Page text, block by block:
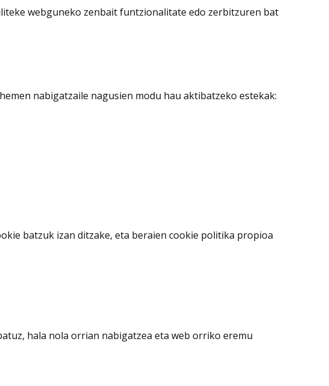
webguneko zenbait funtzionalitate edo zerbitzuren bat
nabigatzaile nagusien modu hau aktibatzeko estekak:
batzuk izan ditzake, eta beraien cookie politika propioa
hala nola orrian nabigatzea eta web orriko eremu